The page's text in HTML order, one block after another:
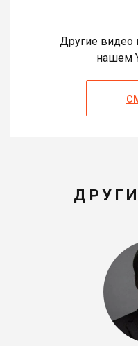
Другие видео
нашем